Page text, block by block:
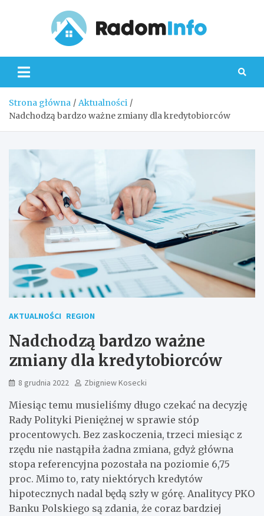
Strona główna
Aktualności
Nadchodzą bardzo ważne zmiany dla kredytobiorców
AKTUALNOŚCI REGION
Nadchodzą bardzo ważne
zmiany dla kredytobiorców
8 grudnia 2022 Zbigniew Kosecki
Miesiąc temu musieliśmy długo czekać na decyzję
Rady Polityki Pieniężnej w sprawie stóp
procentowych. Bez zaskoczenia, trzeci miesiąc z
rzędu nie nastąpiła żadna zmiana, gdyż główna
stopa referencyjna pozostała na poziomie 6,75
proc. Mimo to, raty niektórych kredytów
hipotecznych nadal będą szły w górę. Analitycy PKO
Banku Polskiego są zdania, że coraz bardziej